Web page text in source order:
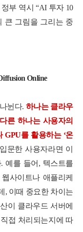
부 역시 “AI 투자 10
큰 그림을 그리는 중
Online
뉜다. 하나는 클라우
른 하나는 사용자의
GPU를 활용하는 ‘온
문한 사용자라면 이
예를 들어, 텍스트를
사이트나 애플리케
, 이때 중요한 차이는
이 클라우드 서버에
접 처리되는지에 따